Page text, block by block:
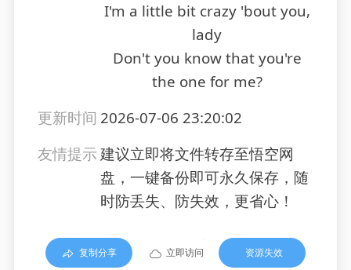
I'm a little bit crazy 'bout you,
lady
Don't you know that you're
the one for me?
更新时间 2026-07-06 23:20:02
友情提示建议立即将文件转存至悟空网
盘，一键备份即可永久保存，随
时防丢失、防失效，更省心！
复制分享 立即访问 资源失效